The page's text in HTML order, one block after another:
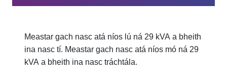
Meastar gach nasc atá níos lú ná 29 kVA a bheith
ina nasc tí. Meastar gach nasc atá níos mó ná 29
kVA a bheith ina nasc tráchtála.